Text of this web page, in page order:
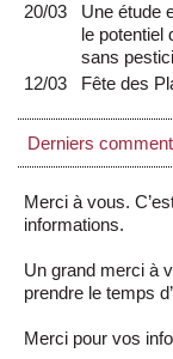
20/03
Une étude
le potentiel
sans
12/03
Fête des
Derniers
Merci à vous.
informations.
Un grand merci à
prendre le temps
Merci pour vos